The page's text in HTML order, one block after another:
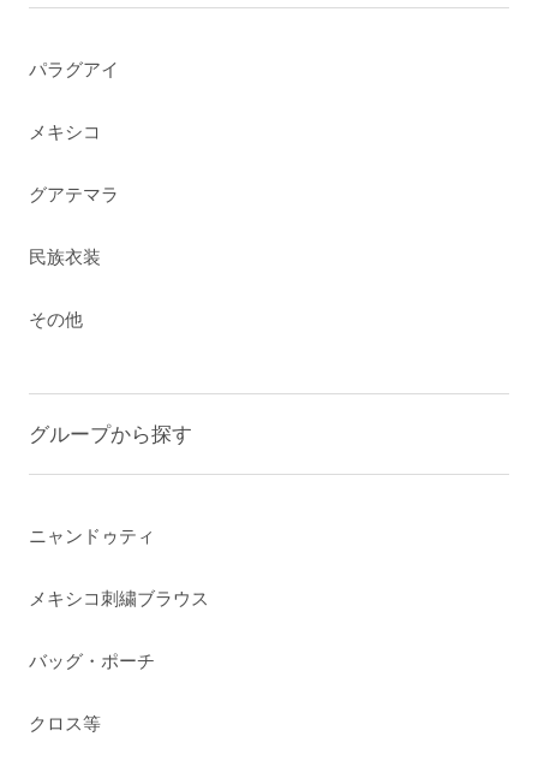
パラグアイ
メキシコ
グアテマラ
民族衣装
その他
グループから探す
ニャンドゥティ
メキシコ刺繍ブラウス
バッグ・ポーチ
クロス等